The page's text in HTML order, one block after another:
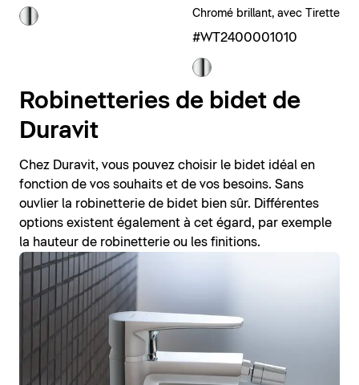
Chromé brillant, avec Tirette
#WT2400001010
Robinetteries de bidet de
Duravit
Chez Duravit, vous pouvez choisir le bidet idéal en
fonction de vos souhaits et de vos besoins. Sans
ouvlier la robinetterie de bidet bien sûr. Différentes
options existent également à cet égard, par exemple
la hauteur de robinetterie ou les finitions.